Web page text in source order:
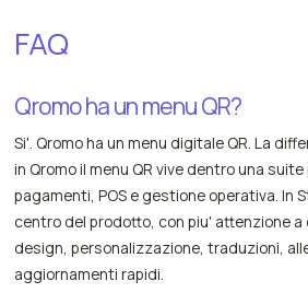
FAQ
Qromo ha un menu QR?
Si'. Qromo ha un menu digitale QR. La
in Qromo il menu QR vive dentro una suite
pagamenti, POS e gestione operativa. In
centro del prodotto, con piu' attenzione a
design, personalizzazione, traduzioni,
aggiornamenti rapidi.